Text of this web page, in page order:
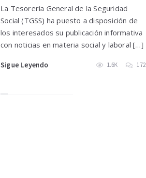
La Tesorería General de la Seguridad
Social (TGSS) ha puesto a disposición de
los interesados su publicación informativa
con noticias en materia social y laboral […]
Sigue Leyendo 1.6K 172